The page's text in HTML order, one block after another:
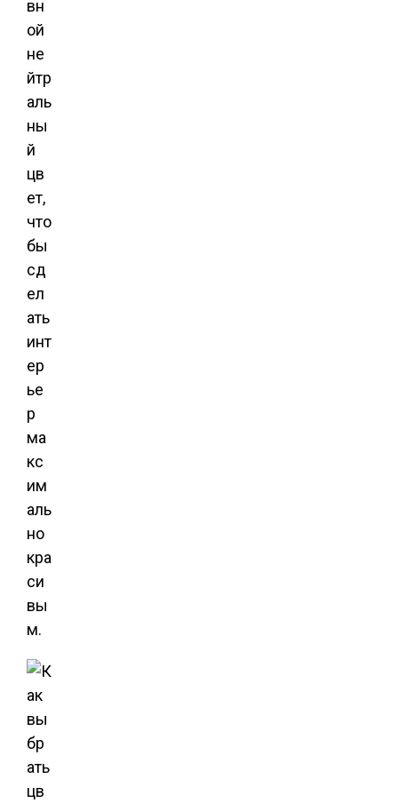
вн
ой
не
йтр
аль
ны
й
цв
ет,
что
бы
сд
ел
ать
инт
ер
ье
р
ма
кс
им
аль
но
кра
си
вы
м.